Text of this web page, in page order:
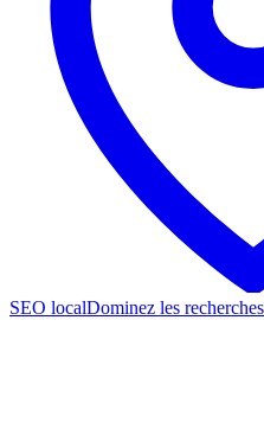
SEO localDominez les